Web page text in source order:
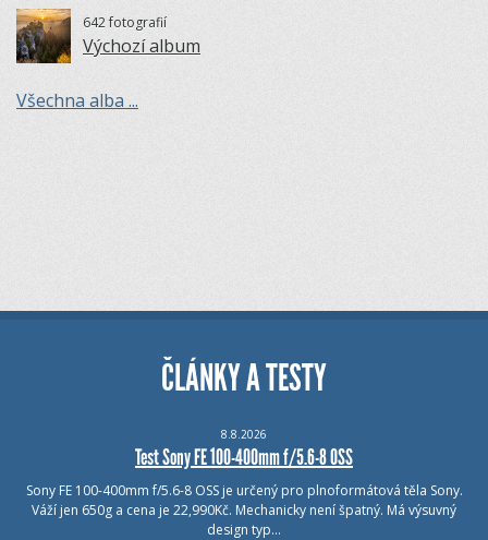
642 fotografií
Výchozí album
Všechna alba ...
ČLÁNKY A TESTY
8.8.2026
Test Sony FE 100-400mm f/5.6-8 OSS
Sony FE 100-400mm f/5.6-8 OSS je určený pro plnoformátová těla Sony.
Váží jen 650g a cena je 22,990Kč. Mechanicky není špatný. Má výsuvný
design typ…